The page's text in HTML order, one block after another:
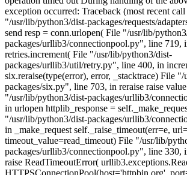
exception occurred: Traceback (most recent
"/usr/lib/python3/dist-packages/requests/
send resp = conn.urlopen( File "/usr/lib/
packages/urllib3/connectionpool.py", line 719,
retries.increment( File "/usr/lib/python3/dist-
packages/urllib3/util/retry.py", line 400, in
six.reraise(type(error), error, _stacktrace) File
packages/six.py", line 703, in reraise raise
"/usr/lib/python3/dist-packages/urllib3/
in urlopen httplib_response =
"/usr/lib/python3/dist-packages/urllib3/
in _make_request self._raise_timeout(err=e,
timeout_value=read_timeout) File "/usr/lib/
packages/urllib3/connectionpool.py", line 330,
raise ReadTimeoutError(
HTTPSConnectionPool(host='httpbin.org',